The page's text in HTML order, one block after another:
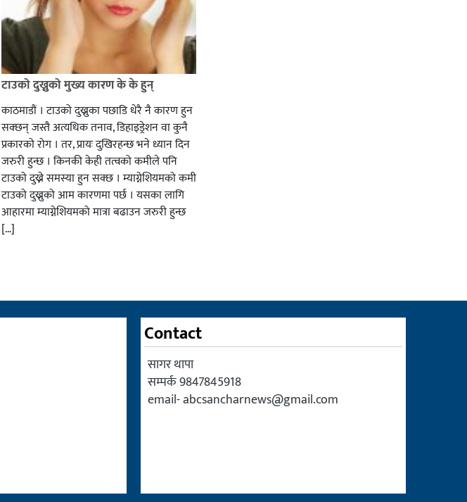
टाउको दुख्नुको मुख्य कारण के के हुन्
काठमाडौं । टाउको दुख्नुका पछाडि धेरै नै कारण हुन
सक्छन् जस्तै अत्यधिक तनाव, डिहाइड्रेशन वा कुनै
प्रकारको रोग । तर, प्रायः दुखिरहन्छ भने ध्यान दिन
जरुरी हुन्छ । किनकी केही तत्वको कमीले पनि
टाउको दुख्ने समस्या हुन सक्छ । म्याग्नेशियमको कमी
टाउको दुख्नुको आम कारणमा पर्छ । यसका लागि
आहारमा म्याग्नेशियमको मात्रा बढाउन जरुरी हुन्छ
[…]
Contact
सागर थापा
सम्पर्क 9847845918
email-abcsancharnews@gmail.com